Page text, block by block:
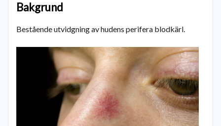
Bakgrund
Bestående utvidgning av hudens perifera blodkärl.